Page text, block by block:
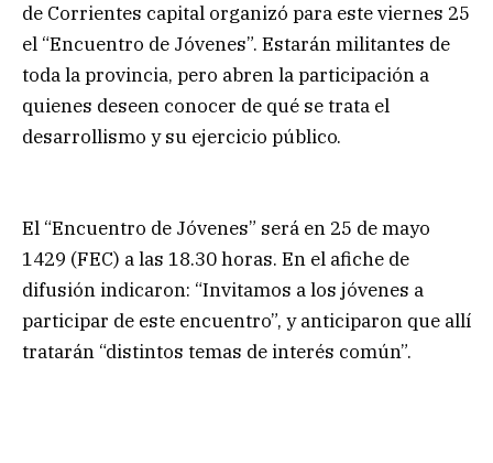
de Corrientes capital organizó para este viernes 25
el “Encuentro de Jóvenes”. Estarán militantes de
toda la provincia, pero abren la participación a
quienes deseen conocer de qué se trata el
desarrollismo y su ejercicio público.
El “Encuentro de Jóvenes” será en 25 de mayo
1429 (FEC) a las 18.30 horas. En el afiche de
difusión indicaron: “Invitamos a los jóvenes a
participar de este encuentro”, y anticiparon que allí
tratarán “distintos temas de interés común”.